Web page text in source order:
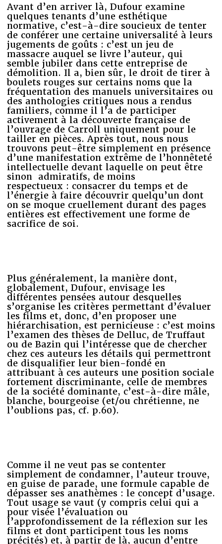
Avant d’en arriver là, Dufour examine
quelques tenants d’une esthétique
normative, c’est-à-dire soucieux de tenter
de conférer une certaine universalité à leurs
jugements de goûts : c’est un jeu de
massacre auquel se livre l’auteur, qui
semble jubiler dans cette entreprise de
démolition. Il a, bien sûr, le droit de tirer à
boulets rouges sur certains noms que la
fréquentation des manuels universitaires ou
des anthologies critiques nous a rendus
familiers, comme il l’a de participer
activement à la découverte française de
l’ouvrage de Carroll uniquement pour le
tailler en pièces. Après tout, nous nous
trouvons peut-être simplement en présence
d’une manifestation extrême de l’honnêteté
intellectuelle devant laquelle on peut être
sinon admiratifs, de moins
respectueux : consacrer du temps et de
l’énergie à faire découvrir quelqu’un dont
on se moque cruellement durant des pages
entières est effectivement une forme de
sacrifice de soi.
Plus généralement, la manière dont,
globalement, Dufour, envisage les
différentes pensées autour desquelles
s’organise les critères permettant d’évaluer
les films et, donc, d’en proposer une
hiérarchisation, est pernicieuse : c’est moins
l’examen des thèses de Delluc, de Truffaut
ou de Bazin qui l’intéresse que de chercher
chez ces auteurs les détails qui permettront
de disqualifier leur bien-fondé en
attribuant à ces auteurs une position sociale
fortement discriminante, celle de membres
de la société dominante, c’est-à-dire mâle,
blanche, bourgeoise (et/ou chrétienne, ne
l’oublions pas, cf. p.60).
Comme il ne veut pas se contenter
simplement de condamner, l’auteur trouve,
en guise de parade, une formule capable de
dépasser ses anathèmes : le concept d’usage.
Tout usage se vaut (y compris celui qui a
pour visée l’évaluation ou
l’approfondissement de la réflexion sur les
films et dont participent tous les noms
précités) et, à partir de là, aucun d’entre